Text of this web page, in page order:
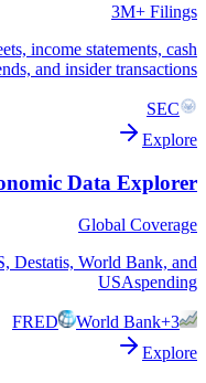
3M+ Filings
income statements, cash
and insider transactions
SEC
Explore
Data Explorer
Global Coverage
Destatis, World Bank, and
USAspending
FRED World Bank+3
Explore